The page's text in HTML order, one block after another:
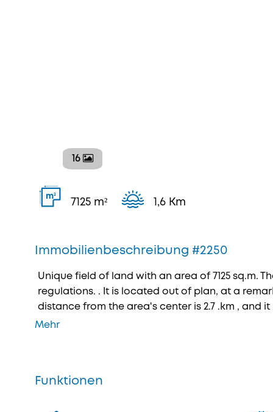
16
m2
7125 m² 1,6 Km
Immobilienbeschreibung #2250
Unique field of land with an area of 7125 sq.m.
regulations. . It is located out of plan, at a
distance from the area's center is 2.7 .km , and
Mehr
Funktionen